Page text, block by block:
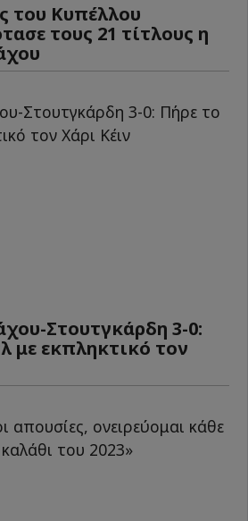
του Κυπέλλου
τους 21 τίτλους η
Στουτγκάρδη 3-0:
με εκπληκτικό τον